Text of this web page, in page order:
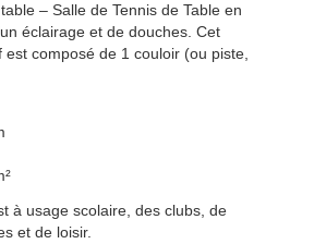
– Salle de Tennis de Table en
éclairage et de douches. Cet
composé de 1 couloir (ou piste,
à usage scolaire, des clubs, de
et de loisir.